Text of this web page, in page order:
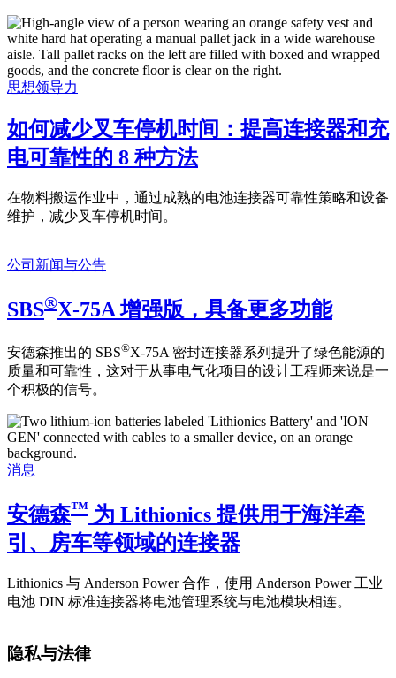
思想领导力
如何减少叉车停机时间：提高连接器和充
电可靠性的 8 种方法
在物料搬运作业中，通过成熟的电池连接器可靠性策略和设备
维护，减少叉车停机时间。
公司新闻与公告
SBS®X-75A 增强版，具备更多功能
安德森推出的 SBS®X-75A 密封连接器系列提升了绿色能源的
质量和可靠性，这对于从事电气化项目的设计工程师来说是一
个积极的信号。
消息
安德森™ 为 Lithionics 提供用于海洋牵
引、房车等领域的连接器
Lithionics 与 Anderson Power 合作，使用 Anderson Power 工业
电池 DIN 标准连接器将电池管理系统与电池模块相连。
隐私与法律